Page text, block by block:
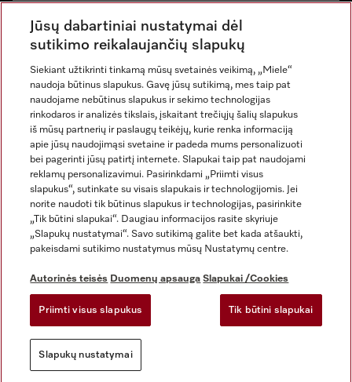
Rekvizitai
Bendrosios sąlygos ir nuostatos
Duomenų apsauga
Naudojimo sąlygos
Miele prieinamumo pareiškimas
Skaitmeninių paslaugų aktas
Slapukų nustatymai
Jūsų dabartiniai nustatymai dėl
sutikimo reikalaujančių slapukų
Siekiant užtikrinti tinkamą mūsų svetainės veikimą, „Miele“
naudoja būtinus slapukus. Gavę jūsų sutikimą, mes taip pat
naudojame nebūtinus slapukus ir sekimo technologijas
rinkodaros ir analizės tikslais, įskaitant trečiųjų šalių slapukus
iš mūsų partnerių ir paslaugų teikėjų, kurie renka informaciją
apie jūsų naudojimąsi svetaine ir padeda mums personalizuoti
bei pagerinti jūsų patirtį internete. Slapukai taip pat naudojami
reklamų personalizavimui. Pasirinkdami „Priimti visus
slapukus“, sutinkate su visais slapukais ir technologijomis. Jei
norite naudoti tik būtinus slapukus ir technologijas, pasirinkite
„Tik būtini slapukai“. Daugiau informacijos rasite skyriuje
„Slapukų nustatymai“. Savo sutikimą galite bet kada atšaukti,
pakeisdami sutikimo nustatymus mūsų Nustatymų centre.
Autorinės teisės Duomenų apsauga Slapukai /Cookies
Priimti visus slapukus Tik būtini slapukai
Slapukų nustatymai